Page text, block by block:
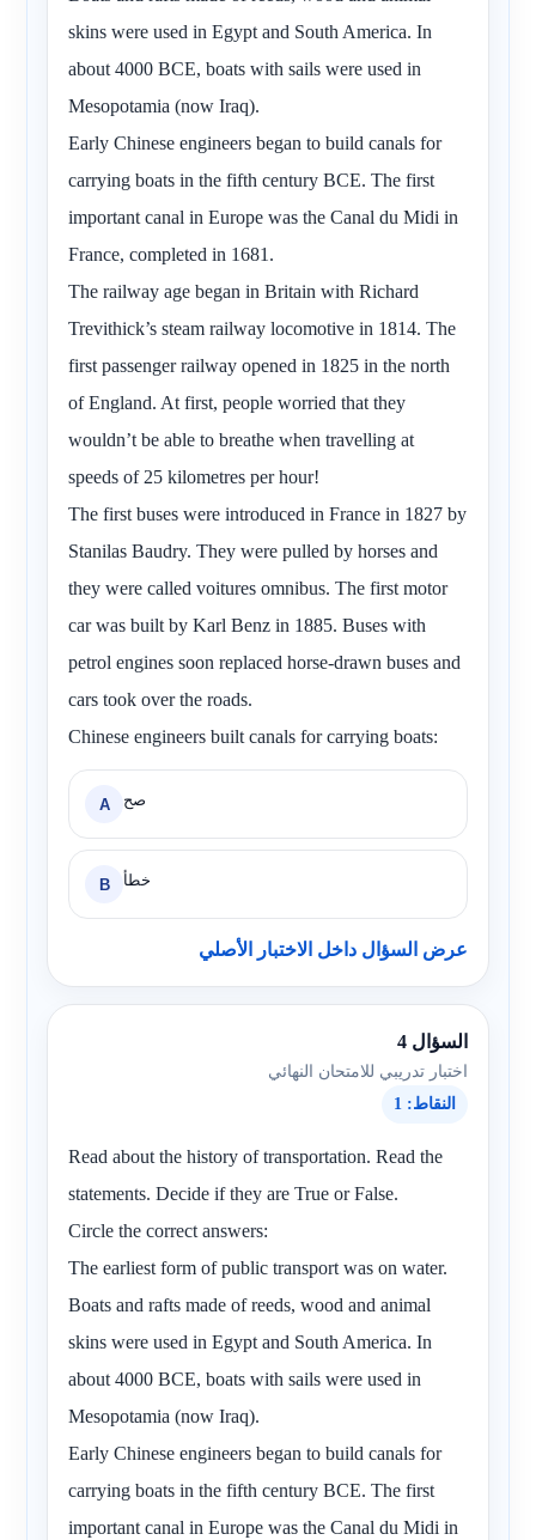
skins were used in Egypt and South America. In
about 4000 BCE, boats with sails were used in
Mesopotamia (now Iraq).
Early Chinese engineers began to build canals for
carrying boats in the fifth century BCE. The first
important canal in Europe was the Canal du Midi in
France, completed in 1681.
The railway age began in Britain with Richard
Trevithick’s steam railway locomotive in 1814. The
first passenger railway opened in 1825 in the north
of England. At first, people worried that they
wouldn’t be able to breathe when travelling at
speeds of 25 kilometres per hour!
The first buses were introduced in France in 1827 by
Stanilas Baudry. They were pulled by horses and
they were called voitures omnibus. The first motor
car was built by Karl Benz in 1885. Buses with
petrol engines soon replaced horse-drawn buses and
cars took over the roads.
Chinese engineers built canals for carrying boats:
A صح
B خطأ
عرض السؤال داخل الاختبار الأصلي
السؤال 4
اختبار تدريبي للامتحان النهائي
النقاط: 1
Read about the history of transportation. Read the
statements. Decide if they are True or False.
Circle the correct answers:
The earliest form of public transport was on water.
Boats and rafts made of reeds, wood and animal
skins were used in Egypt and South America. In
about 4000 BCE, boats with sails were used in
Mesopotamia (now Iraq).
Early Chinese engineers began to build canals for
carrying boats in the fifth century BCE. The first
important canal in Europe was the Canal du Midi in